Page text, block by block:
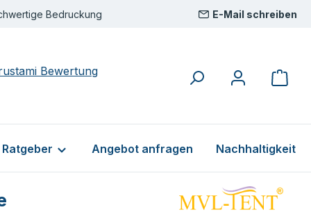
Bedruckung E-Mail schreiben
Angebot anfragen Nachhaltigkeit